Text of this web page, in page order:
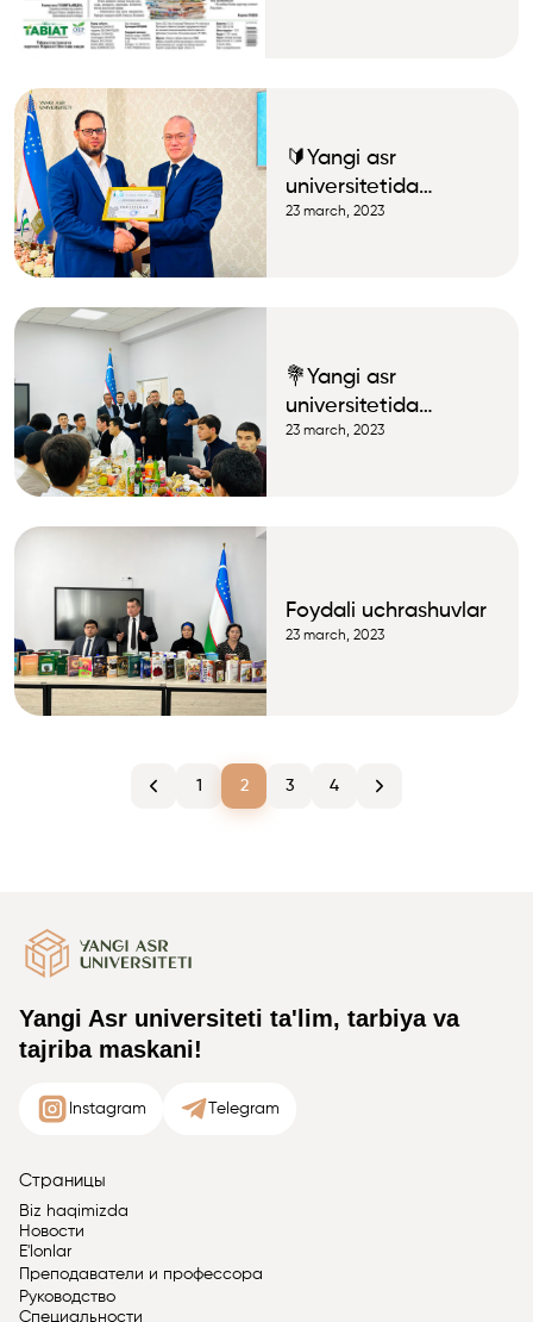
🔰Yangi asr
universitetida
“Universitet 4.0: Ta’lim
texnikaviy anjuman
bo‘lib o‘tdi
23 march, 2023
💐Yangi asr
universitetida
sumalak sayli
23 march, 2023
Foydali uchrashuvlar
23 march, 2023
1 2 3 4
Yangi Asr universiteti ta'lim, tarbiya va
tajriba maskani!
Instagram Telegram
Страницы
Biz haqimizda
Новости
E'lonlar
Преподаватели и профессора
Руководство
Специальности